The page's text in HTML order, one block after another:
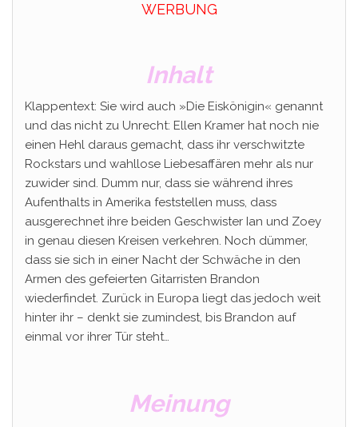
WERBUNG
Inhalt
Klappentext: Sie wird auch »Die Eiskönigin« genannt
und das nicht zu Unrecht: Ellen Kramer hat noch nie
einen Hehl daraus gemacht, dass ihr verschwitzte
Rockstars und wahllose Liebesaffären mehr als nur
zuwider sind. Dumm nur, dass sie während ihres
Aufenthalts in Amerika feststellen muss, dass
ausgerechnet ihre beiden Geschwister Ian und Zoey
in genau diesen Kreisen verkehren. Noch dümmer,
dass sie sich in einer Nacht der Schwäche in den
Armen des gefeierten Gitarristen Brandon
wiederfindet. Zurück in Europa liegt das jedoch weit
hinter ihr – denkt sie zumindest, bis Brandon auf
einmal vor ihrer Tür steht…
Meinung